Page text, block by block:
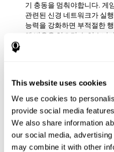
This website uses cookies
We use cookies to
provide social media
We also share information
our social media,
may combine it with other
기 충동을 멈춰야합니다. 게
관련된 신경 네트워크가 실
능력을 강화하면 부적절한
해 반응을 일으킬 수 있습니다.
이 정신적 도전에
하고 자극합니다. 이 인지 능
반응하여 빠르게 행동 할 수
블 주위를 구르는 것을 볼 때
니다.
인지 유연성:이 정신 게임을
극의 변화에 적응하고 다음